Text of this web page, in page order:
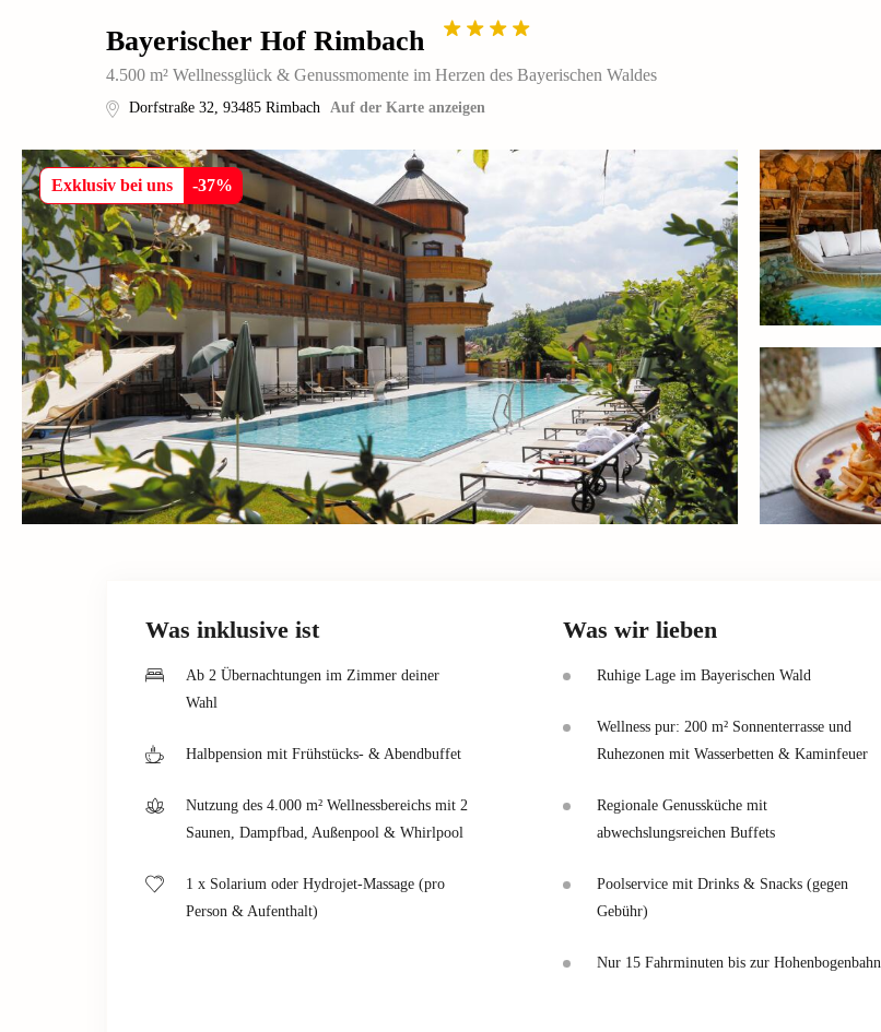
Bayerischer Hof Rimbach
4.500 m² Wellnessglück & Genussmomente im Herzen des Bayerischen Waldes
Dorfstraße 32, 93485 Rimbach Auf der Karte anzeigen
Exklusiv bei uns -37%
Was inklusive ist
Ab 2 Übernachtungen im Zimmer deiner
Wahl
Halbpension mit Frühstücks- & Abendbuffet
Nutzung des 4.000 m² Wellnessbereichs mit 2
Saunen, Dampfbad, Außenpool & Whirlpool
1 x Solarium oder Hydrojet-Massage (pro
Person & Aufenthalt)
Was wir lieben
Ruhige Lage im Bayerischen Wald
Wellness pur: 200 m² Sonnenterrasse und
Ruhezonen mit Wasserbetten & Kaminfeuer
Regionale Genussküche mit
abwechslungsreichen Buffets
Poolservice mit Drinks & Snacks (gegen
Gebühr)
Nur 15 Fahrminuten bis zur Hohenbogenbahn